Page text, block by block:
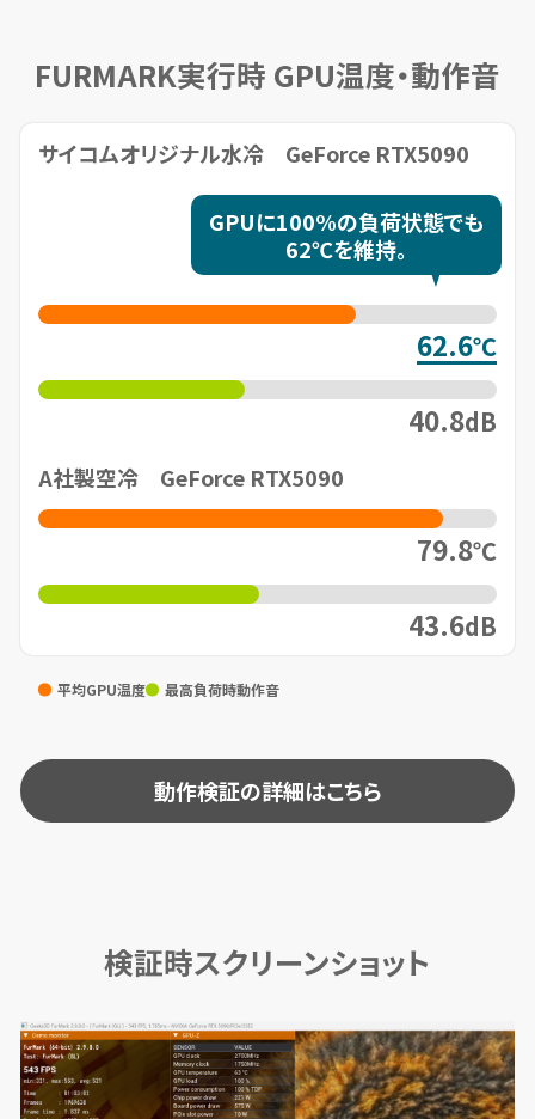
FURMARK実行時 GPU温度・動作音
サイコムオリジナル水冷 GeForce RTX5090
62.6℃
GPUに100%の負荷状態でも
62℃を維持。
40.8dB
A社製空冷 GeForce RTX5090
79.8℃
43.6dB
平均GPU温度 最高負荷時動作音
動作検証の詳細はこちら
検証時スクリーンショット